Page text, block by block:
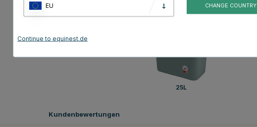
25L
Kundenbewertungen
EU CHANGE COUNTRY
Continue to equinest.de